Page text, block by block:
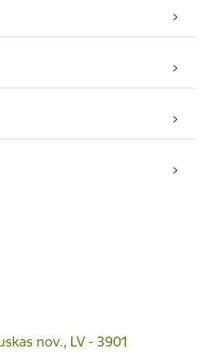
nov., LV - 3901